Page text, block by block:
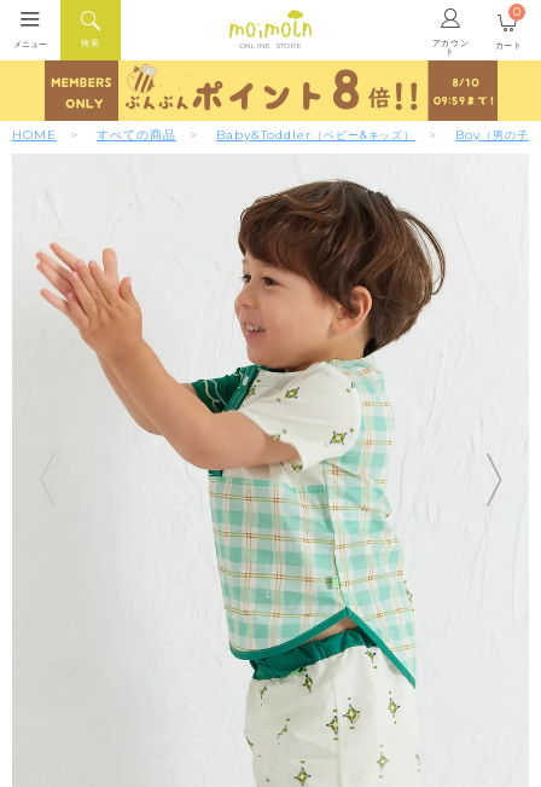
ONLINE STORE アカウン
ト
検索
メニュー カート
0
HOME すべての商品 Baby&Toddler （ベビー&キッズ） Boy （男の子）